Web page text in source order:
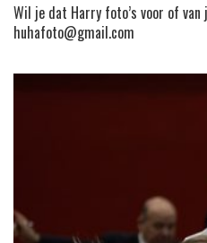
Wil je dat Harry foto’s voor of
huhafoto@gmail.com